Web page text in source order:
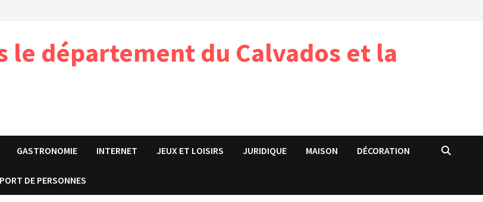
le département du Calvados et la
GASTRONOMIE INTERNET JEUX ET LOISIRS JURIDIQUE MAISON DÉCORATION
DE PERSONNES